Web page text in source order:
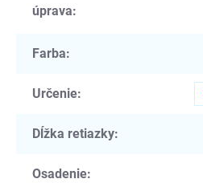
úprava:
Farba:
Určenie:
Dĺžka retiazky:
Osadenie: